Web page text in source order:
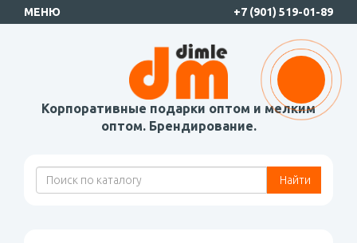
МЕНЮ +7 (901) 519-01-89
Корпоративные подарки оптом и мелким
оптом. Брендирование.
Найти